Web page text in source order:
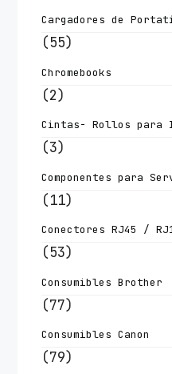
Cargadores de
(55)
Chromebooks
(2)
Cintas- Rollos para
(3)
Componentes para
(11)
Conectores RJ45 /
(53)
Consumibles Brother
(77)
Consumibles Canon
(79)